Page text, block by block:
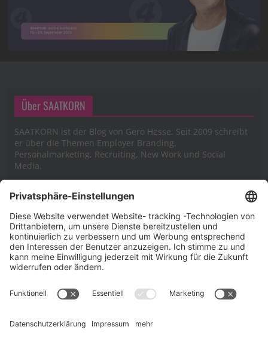
Über SAATKORN
SAATKORN ist der Blog von Gero Hesse. Seit 2009 schreibt
er über die Themen Employer Branding,
Personalmarketing, Recruiting, New Work und Social
Media.
Impressum
Impressum
Cookie-Richtlinie (EU)